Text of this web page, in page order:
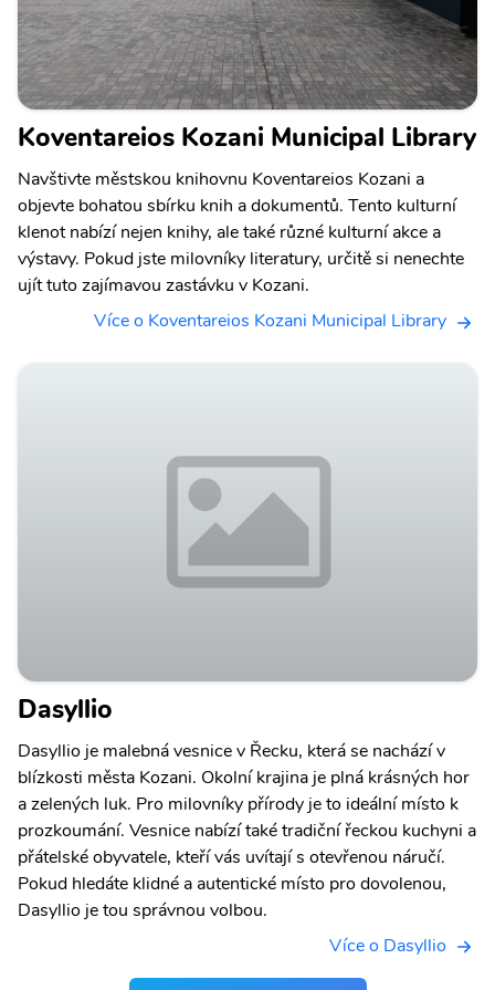
Koventareios Kozani Municipal Library
Navštivte městskou knihovnu Koventareios Kozani a
objevte bohatou sbírku knih a dokumentů. Tento kulturní
klenot nabízí nejen knihy, ale také různé kulturní akce a
výstavy. Pokud jste milovníky literatury, určitě si nenechte
ujít tuto zajímavou zastávku v Kozani.
Více o Koventareios Kozani Municipal Library
Dasyllio
Dasyllio je malebná vesnice v Řecku, která se nachází v
blízkosti města Kozani. Okolní krajina je plná krásných hor
a zelených luk. Pro milovníky přírody je to ideální místo k
prozkoumání. Vesnice nabízí také tradiční řeckou kuchyni a
přátelské obyvatele, kteří vás uvítají s otevřenou náručí.
Pokud hledáte klidné a autentické místo pro dovolenou,
Dasyllio je tou správnou volbou.
Více o Dasyllio